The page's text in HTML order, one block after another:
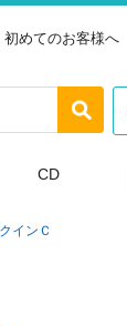
初めてのお客様へ
CD
インＣ